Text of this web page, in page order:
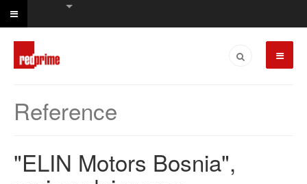
Reference
"ELIN Motors Bosnia",